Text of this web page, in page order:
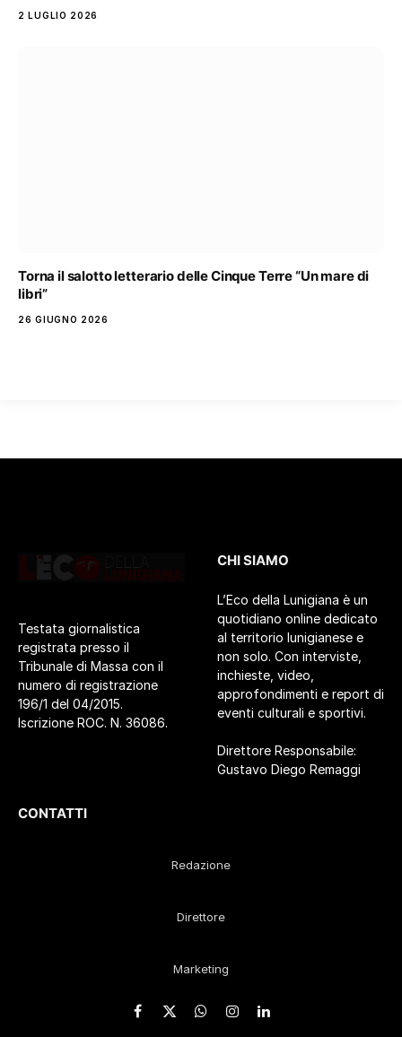
2 LUGLIO 2026
Torna il salotto letterario delle Cinque Terre “Un mare di
libri”
26 GIUGNO 2026
Testata giornalistica
registrata presso il
Tribunale di Massa con il
numero di registrazione
196/1 del 04/2015.
Iscrizione ROC. N. 36086.
CHI SIAMO
L’Eco della Lunigiana è un
quotidiano online dedicato
al territorio lunigianese e
non solo. Con interviste,
inchieste, video,
approfondimenti e report di
eventi culturali e sportivi.
Direttore Responsabile:
Gustavo Diego Remaggi
CONTATTI
Redazione
Direttore
Marketing
Facebook
X
WhatsApp
Instagram
LinkedIn